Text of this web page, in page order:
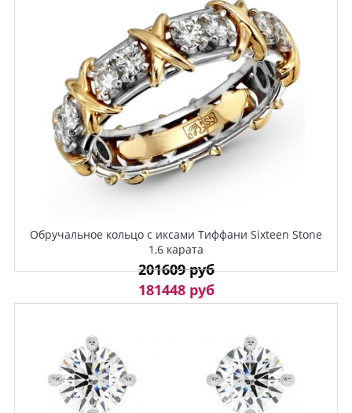
Обручальное кольцо с иксами Тиффани Sixteen Stone
1,6 карата
201609 руб
181448 руб